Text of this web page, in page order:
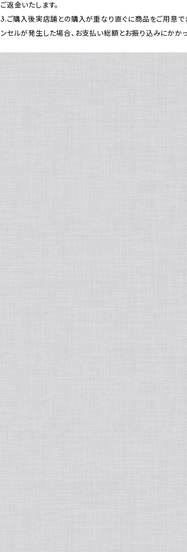
ご返金いたします。
3.ご購入後実店舗との購入が重なり直ぐに商品をご用意
ンセルが発生した場合、お支払い総額とお振り込みにかか